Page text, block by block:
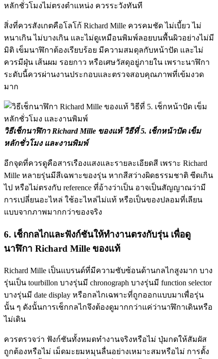
หลักชั่วโมงไม่ตรงตำแหน่ง ควรระวังทันที
สิ่งที่ควรสังเกตคือโลโก้ Richard Mille ควรคมชัด ไม่เบี้ยว ไม่
หนาเกิน ไม่บางเกิน และไม่ดูเหมือนพิมพ์ลอยบนพื้นผิวอย่างไม่มี
มิติ เข็มนาฬิกาต้องเรียบร้อย มีความสมดุลกับหน้าปัด และไม่
ควรมีฝุ่น เส้นผม รอยกาว หรือเศษวัสดุอยู่ภายใน เพราะนาฬิกา
ระดับนี้ควรผ่านงานประกอบและตรวจสอบคุณภาพที่เข้มงวด
มาก
วิธีเช็กนาฬิกา Richard Mille ของแท้ วิธีที่ 5. เช็กหน้าปัด เข็ม
หลักชั่วโมง และงานพิมพ์
อีกจุดที่ควรดูคือสารเรืองแสงและรายละเอียดสี เพราะ Richard
Mille หลายรุ่นมีสีเฉพาะของรุ่น หากสีสว่างผิดธรรมชาติ ซีดเกิน
ไป หรือไม่ตรงกับ reference ที่อ้างว่าเป็น อาจเป็นสัญญาณว่ามี
การเปลี่ยนอะไหล่ ใช้อะไหล่ไม่แท้ หรือเป็นของปลอมที่เลียน
แบบจากภาพมากกว่าของจริง
6. เช็กกลไกและฟังก์ชันให้ทำงานตรงกับรุ่น เพื่อดู
นาฬิกา Richard Mille ของแท้
Richard Mille เป็นแบรนด์ที่มีความซับซ้อนด้านกลไกสูงมาก บาง
รุ่นเป็น tourbillon บางรุ่นมี chronograph บางรุ่นมี function selector
บางรุ่นมี date display หรือกลไกเฉพาะที่ถูกออกแบบมาเพื่อรุ่น
นั้น ๆ ดังนั้นการเช็กกลไกจึงต้องดูมากกว่าแค่ว่านาฬิกาเดินหรือ
ไม่เดิน
ควรตรวจว่า ฟังก์ชันทั้งหมดทำงานจริงหรือไม่ ปุ่มกดให้สัมผัส
ถูกต้องหรือไม่ เม็ดมะยมหมุนลื่นอย่างเหมาะสมหรือไม่ การตั้ง